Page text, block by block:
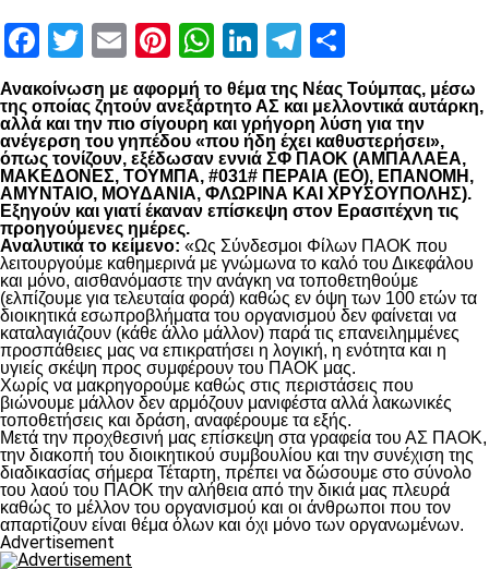
Facebook
Twitter
EmailPinterest
WhatsApp
LinkedIn
Telegram
Ανακοίνωση με αφορμή το θέμα της Νέας Τούμπας, μέσω
της οποίας ζητούν ανεξάρτητο ΑΣ και μελλοντικά αυτάρκη,
αλλά και την πιο σίγουρη και γρήγορη λύση για την
ανέγερση του γηπέδου «που ήδη έχει καθυστερήσει»,
όπως τονίζουν, εξέδωσαν εννιά ΣΦ ΠΑΟΚ (ΑΜΠΑΛΑΕΑ,
ΜΑΚΕΔΟΝΕΣ, ΤΟΥΜΠΑ, #031# ΠΕΡΑΙΑ (ΕΟ), ΕΠΑΝΟΜΗ,
ΑΜΥΝΤΑΙΟ, ΜΟΥΔΑΝΙΑ, ΦΛΩΡΙΝΑ ΚΑΙ ΧΡΥΣΟΥΠΟΛΗΣ).
Εξηγούν και γιατί έκαναν επίσκεψη στον Ερασιτέχνη τις
προηγούμενες ημέρες.
Αναλυτικά το κείμενο: «Ως Σύνδεσμοι Φίλων ΠΑΟΚ που
λειτουργούμε καθημερινά με γνώμωνα το καλό του Δικεφάλου
και μόνο, αισθανόμαστε την ανάγκη να τοποθετηθούμε
(ελπίζουμε για τελευταία φορά) καθώς εν όψη των 100 ετών τα
διοικητικά εσωπροβλήματα του οργανισμού δεν φαίνεται να
καταλαγιάζουν (κάθε άλλο μάλλον) παρά τις επανειλημμένες
προσπάθειες μας να επικρατήσει η λογική, η ενότητα και η
υγιείς σκέψη προς συμφέρουν του ΠΑΟΚ μας.
Χωρίς να μακρηγορούμε καθώς στις περιστάσεις που
βιώνουμε μάλλον δεν αρμόζουν μανιφέστα αλλά λακωνικές
τοποθετήσεις και δράση, αναφέρουμε τα εξής.
Μετά την προχθεσινή μας επίσκεψη στα γραφεία του ΑΣ ΠΑΟΚ,
την διακοπή του διοικητικού συμβουλίου και την συνέχιση της
διαδικασίας σήμερα Τέταρτη, πρέπει να δώσουμε στο σύνολο
του λαού του ΠΑΟΚ την αλήθεια από την δικιά μας πλευρά
καθώς το μέλλον του οργανισμού και οι άνθρωποι που τον
απαρτίζουν είναι θέμα όλων και όχι μόνο των οργανωμένων.
Advertisement